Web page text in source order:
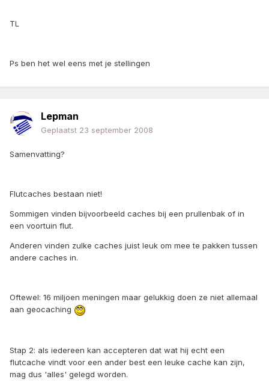
TL
Ps ben het wel eens met je stellingen
Lepman
Geplaatst 23 september 2008
Samenvatting?
Flutcaches bestaan niet!
Sommigen vinden bijvoorbeeld caches bij een prullenbak of in
een voortuin flut.
Anderen vinden zulke caches juist leuk om mee te pakken tussen
andere caches in.
Oftewel: 16 miljoen meningen maar gelukkig doen ze niet allemaal
aan geocaching
Stap 2: als iedereen kan accepteren dat wat hij echt een
flutcache vindt voor een ander best een leuke cache kan zijn,
mag dus 'alles' gelegd worden.